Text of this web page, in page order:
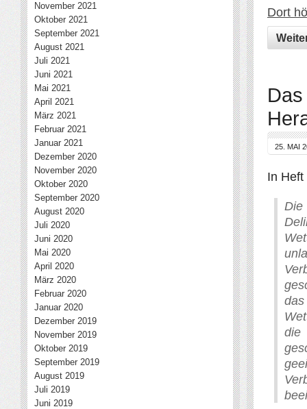
Dort
25. MAI
In
die
November 2021
Oktober 2021
September 2021
August 2021
Juli 2021
Juni 2021
Mai 2021
April 2021
März 2021
Februar 2021
Januar 2021
Dezember 2020
November 2020
Oktober 2020
September 2020
August 2020
Juli 2020
Juni 2020
Mai 2020
April 2020
März 2020
Februar 2020
Januar 2020
Dezember 2019
November 2019
Oktober 2019
September 2019
August 2019
Juli 2019
Juni 2019